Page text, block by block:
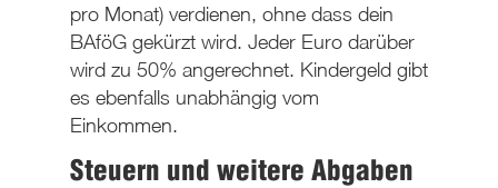
pro Monat) verdienen, ohne dass dein
BAföG gekürzt wird. Jeder Euro darüber
wird zu 50% angerechnet. Kindergeldgibt
es ebenfalls unabhängig vom
Einkommen.
Steuern und weitere Abgaben